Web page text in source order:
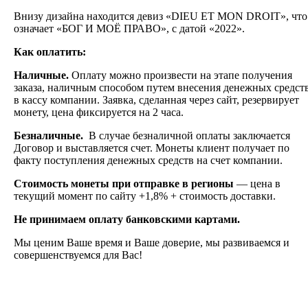
Внизу дизайна находится девиз «DIEU ET MON DROIT», что
означает «БОГ И МОЁ ПРАВО», с датой «2022».
Как оплатить:
Наличные. Оплату можно произвести на этапе получения
заказа, наличным способом путем внесения денежных
в кассу компании. Заявка, сделанная через сайт, резервирует
монету, цена фиксируется на 2 часа.
Безналичные. В случае безналичной оплаты заключается
Договор и выставляется счет. Монеты клиент получает по
факту поступления денежных средств на счет компании.
Стоимость монеты при отправке в регионы — цена в
текущий момент по сайту +1,8% + стоимость доставки.
Не принимаем оплату банковскими картами.
Мы ценим Ваше время и Ваше доверие, мы развиваемся и
совершенствуемся для Вас!